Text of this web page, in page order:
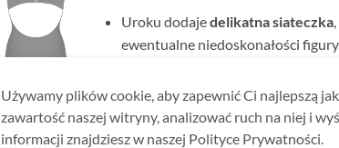
Uroku dodajedelikatna siateczka
ewentualne niedoskonałości
Kostium od wewnątrz pokryty
ponieważ strój nie prześwituje.
Używamy plików cookie, aby zapewnić Ci najlepszą
zawartość naszej witryny, analizować ruch na niej i
informacji znajdziesz w naszej Polityce Prywatności.